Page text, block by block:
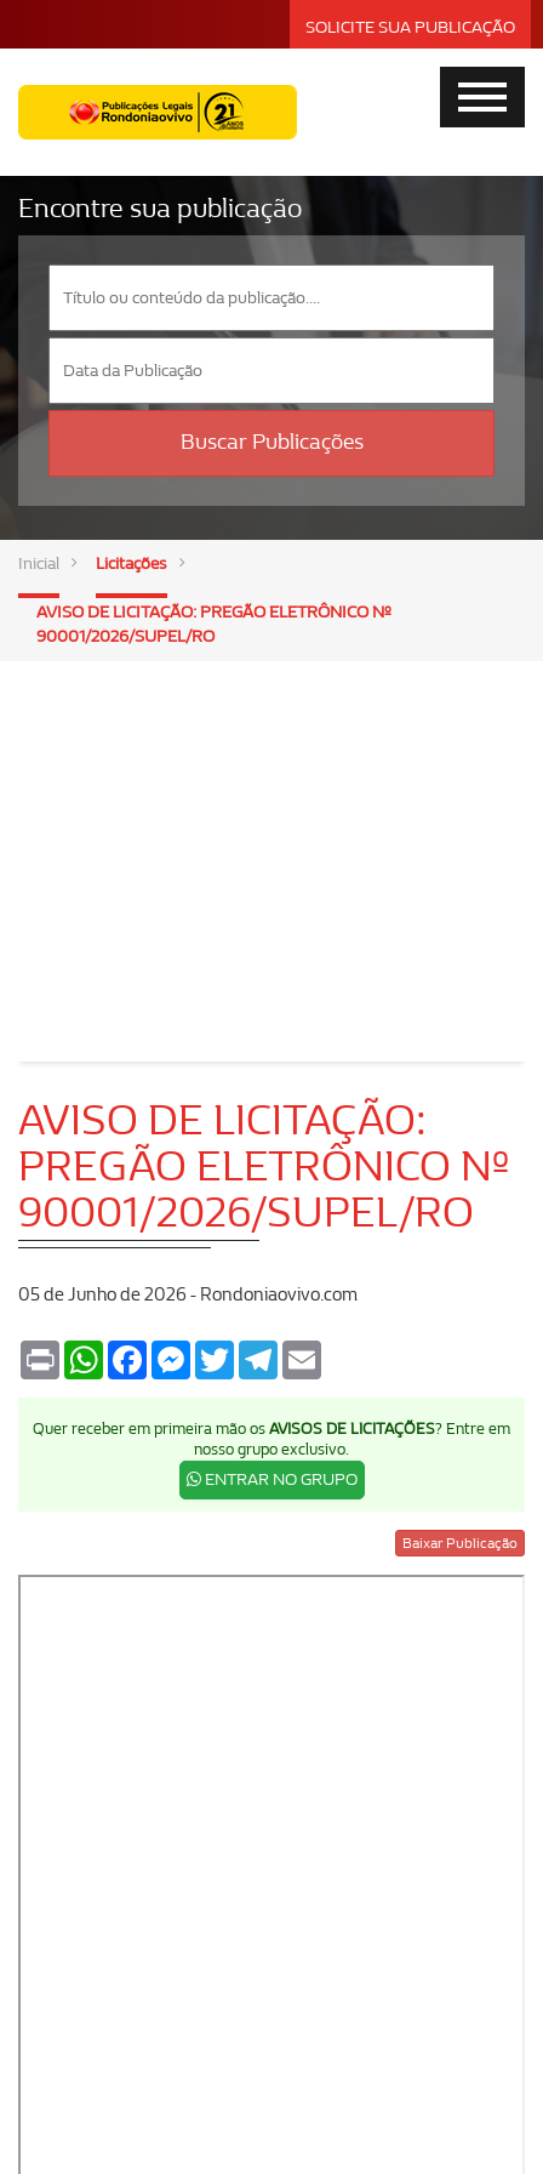
SOLICITE SUA PUBLICAÇÃO
Encontre sua publicação
Buscar Publicações
Inicial Licitações
AVISO DE LICITAÇÃO: PREGÃO ELETRÔNICO Nº
90001/2026/SUPEL/RO
AVISO DE LICITAÇÃO:
PREGÃO ELETRÔNICO Nº
90001/2026/SUPEL/RO
05 de Junho de 2026 - Rondoniaovivo.com
Print WhatsAppFacebookMessenger
TwitterTelegram
Quer receber em primeira mão os AVISOS DE LICITAÇÕES? Entre em
nosso grupo exclusivo.
ENTRAR NO GRUPO
Baixar Publicação